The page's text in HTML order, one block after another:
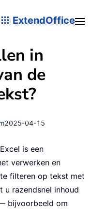
ExtendOffice
in
de
2025-04-15
is een
verwerken en
filteren op tekst met
u razendsnel inhoud
bijvoorbeeld om